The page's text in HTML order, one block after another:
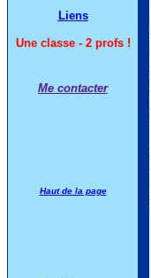
Liens
Une classe - 2 profs !
Me contacter
Haut de la page